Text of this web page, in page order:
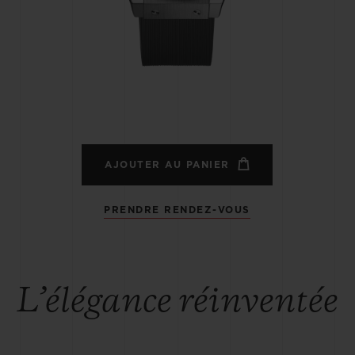
AJOUTER AU PANIER
PRENDRE RENDEZ-VOUS
L’élégance réinventée
BIG BANG
ET
DÉLAI DE LIVRAISON
LIVRAISON ET